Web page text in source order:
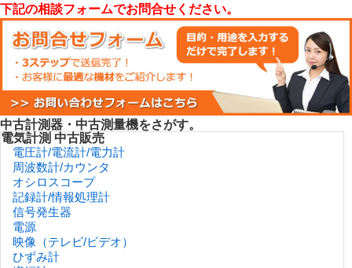
下記の相談フォームでお問合せください。
中古計測器・中古測量機をさがす。
電気計測 中古販売
電圧計/電流計/電力計
周波数計/カウンタ
オシロスコープ
記録計/情報処理計
信号発生器
電源
映像（テレビ/ビデオ）
ひずみ計